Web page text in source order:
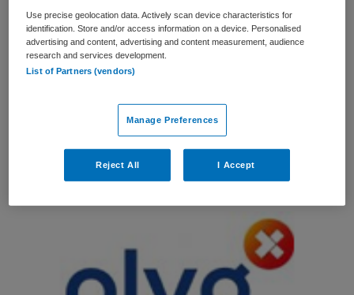
ERVARING
Ervaren
DIENSTVERBAND
Fulltime
Vacature niet beschikbaar
(gediplomeerd of in opleiding) bij OLVG is niet meer
actueel. Hieronder staan enkele vergelijkbare vacatures
die voor u wellicht interessant zijn.
Use precise geolocation data. Actively scan device characteristics for
identification. Store and/or access information on a device. Personalised
advertising and content, advertising and content measurement, audience
research and services development.
List of Partners (vendors)
Manage Preferences
Reject All I Accept